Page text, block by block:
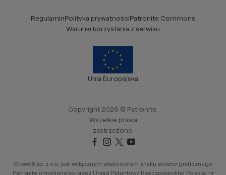
W tym miejscu powinna być zewnętrzna
treść
polityki prywatności
RegulaminPolityka prywatnościPatronite Commons
Warunki korzystania z serwisu
Unia Europejska
Copyright 2026 © Patronite.
Wszelkie prawa
zastrzeżone.
Crowd8 sp. z o.o. jest wyłącznym właścicielem znaku słowno-graficznego
Patronite chronionego przez Urząd Patentowy Rzeczpospolitej Polskiej nr